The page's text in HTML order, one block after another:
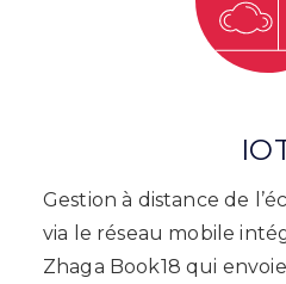
Gestion à distance de
via le réseau mobile
Zhaga Book18 qui